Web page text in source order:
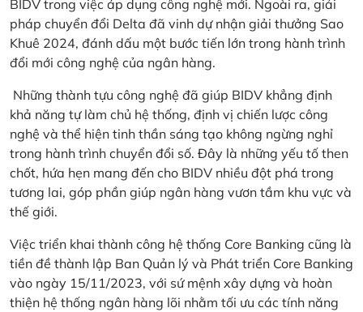
BIDV trong việc áp dụng công nghệ mới. Ngoài ra, giải
pháp chuyển đổi Delta đã vinh dự nhận giải thưởng Sao
Khuê 2024, đánh dấu một bước tiến lớn trong hành trình
đổi mới công nghệ của ngân hàng.
Những thành tựu công nghệ đã giúp BIDV khẳng định
khả năng tự làm chủ hệ thống, định vị chiến lược công
nghệ và thể hiện tinh thần sáng tạo không ngừng nghỉ
trong hành trình chuyển đổi số. Đây là những yếu tố then
chốt, hứa hẹn mang đến cho BIDV nhiều đột phá trong
tương lai, góp phần giúp ngân hàng vươn tầm khu vực và
thế giới.
Việc triển khai thành công hệ thống Core Banking cũng là
tiền đề thành lập Ban Quản lý và Phát triển Core Banking
vào ngày 15/11/2023, với sứ mệnh xây dựng và hoàn
thiện hệ thống ngân hàng lõi nhằm tối ưu các tính năng